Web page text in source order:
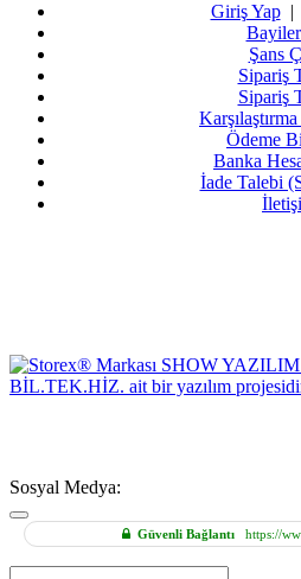
Giriş Yap|
Şans
Sipariş
Sipariş
Ödeme
Banka
İade Talebi
Sosyal Medya:
Güvenli Bağlantıhttps://